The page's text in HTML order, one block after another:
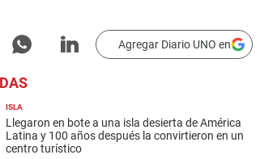
Agregar Diario UNO en
ISLA
Llegaron en bote a una isla desierta de América
Latina y 100 años después la convirtieron en un
centro turístico